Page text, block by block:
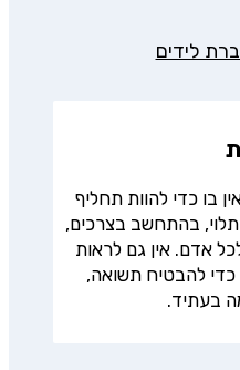
לידים
בו כדי להוות תחליף
תלוי, בהתחשב בצרכים,
אדם. אין גם לראות
כדי להבטיח תשואה,
בעתיד.